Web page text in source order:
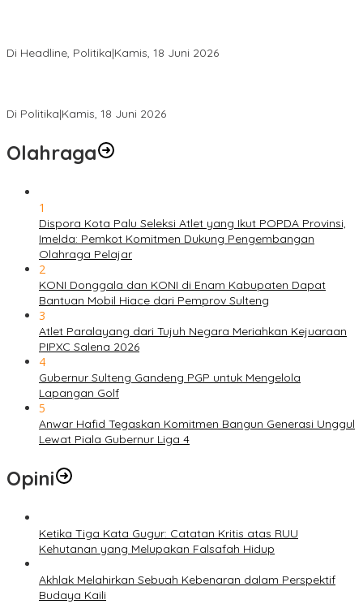
Di Headline, Politika|Kamis, 18 Juni 2026
Di Politika|Kamis, 18 Juni 2026
Olahraga
1
Dispora Kota Palu Seleksi Atlet yang Ikut POPDA Provinsi,
Imelda: Pemkot Komitmen Dukung Pengembangan
Olahraga Pelajar
2
KONI Donggala dan KONI di Enam Kabupaten Dapat
Bantuan Mobil Hiace dari Pemprov Sulteng
3
Atlet Paralayang dari Tujuh Negara Meriahkan Kejuaraan
PIPXC Salena 2026
4
Gubernur Sulteng Gandeng PGP untuk Mengelola
Lapangan Golf
5
Anwar Hafid Tegaskan Komitmen Bangun Generasi Unggul
Lewat Piala Gubernur Liga 4
Opini
Ketika Tiga Kata Gugur: Catatan Kritis atas RUU
Kehutanan yang Melupakan Falsafah Hidup
Akhlak Melahirkan Sebuah Kebenaran dalam Perspektif
Budaya Kaili